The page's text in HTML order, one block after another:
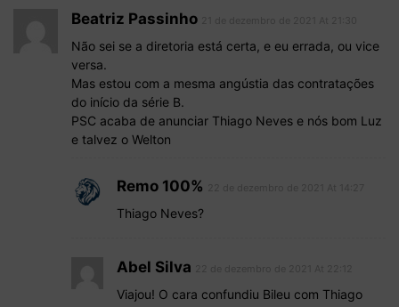
Beatriz Passinho
Não sei se a diretoria está certa, e eu errada, ou vice
versa.
Mas estou com a mesma angústia das contratações
do início da série B.
PSC acaba de anunciar Thiago Neves e nós bom Luz
e talvez o Welton
Remo 100%
Thiago Neves?
Abel Silva
Viajou! O cara confundiu Bileu com Thiago